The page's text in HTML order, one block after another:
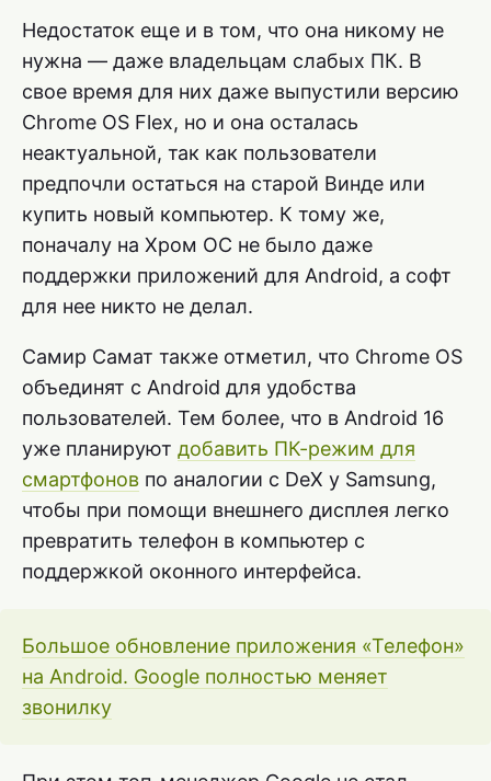
Недостаток еще и в том, что она никому не
нужна — даже владельцам слабых ПК. В
свое время для них даже выпустили версию
Chrome OS Flex, но и она осталась
неактуальной, так как пользователи
предпочли остаться на старой Винде или
купить новый компьютер. К тому же,
поначалу на Хром ОС не было даже
поддержки приложений для Android, а софт
для нее никто не делал.
Самир Самат также отметил, что Chrome OS
объединят с Android для удобства
пользователей. Тем более, что в Android 16
уже планируют добавить ПК-режим для
смартфонов по аналогии с DeX у Samsung,
чтобы при помощи внешнего дисплея легко
превратить телефон в компьютер с
поддержкой оконного интерфейса.
Большое обновление приложения «Телефон»
на Android. Google полностью меняет
звонилку